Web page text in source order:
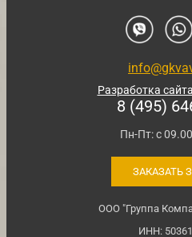
Разработка
8 (495)
Пн-Пт: с
ЗАКАЗАТЬ
ООО "Группа
ИНН: